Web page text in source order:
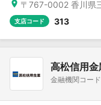
〒767-0002 香川県
支店コード 313
高松信用金
金融機関コー